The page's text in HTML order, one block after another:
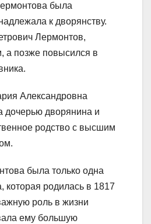
была
к дворянству.
Лермонтов,
а позже повысился в
Александровна
дочерью дворянина и
родство с высшим
была только одна
которая родилась в 1817
роль в жизни
ему большую